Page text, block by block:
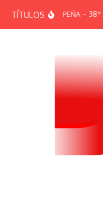
TÍTULOS¡GRAN PEÑA – 38°